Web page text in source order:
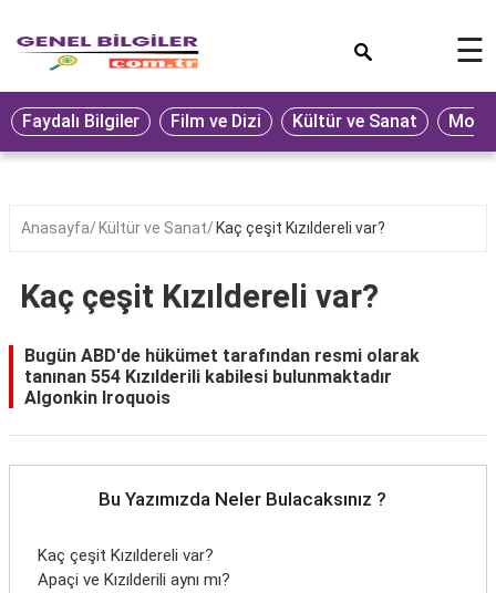
Eğitim
Ekonomi
Seyahat
Oyun
Yaşam
Hukuk
Blog
☰
Faydalı Bilgiler Film ve Dizi Kültür ve Sanat
Anasayfa Kültür ve Sanat Kaç çeşit Kızıldereli var?
Kaç çeşit Kızıldereli var?
Bugün ABD'de hükümet tarafından resmi olarak
tanınan 554 Kızılderili kabilesi bulunmaktadır
Algonkin Iroquois
Bu Yazımızda Neler Bulacaksınız ?
Kaç çeşit Kızıldereli var?
Apaçi ve Kızılderili aynı mı?